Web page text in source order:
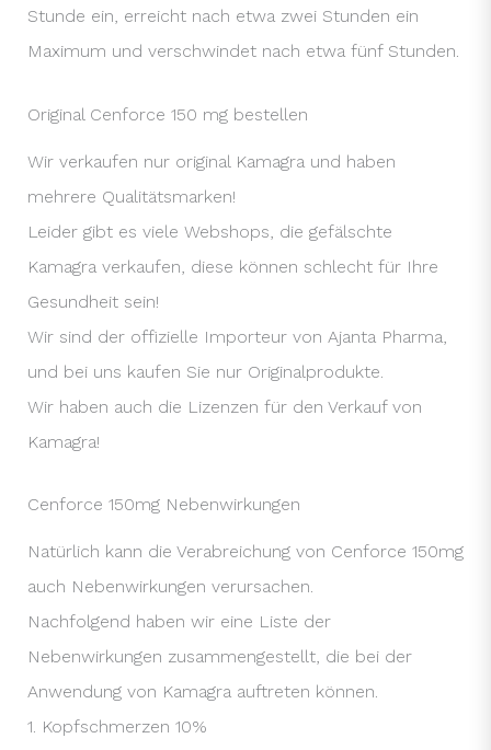
Stunde ein, erreicht nach etwa zwei Stunden ein
Maximum und verschwindet nach etwa fünf Stunden.
Original Cenforce 150 mg bestellen
Wir verkaufen nur original Kamagra und haben
mehrere Qualitätsmarken!
Leider gibt es viele Webshops, die gefälschte
Kamagra verkaufen, diese können schlecht für Ihre
Gesundheit sein!
Wir sind der offizielle Importeur von Ajanta Pharma,
und bei uns kaufen Sie nur Originalprodukte.
Wir haben auch die Lizenzen für den Verkauf von
Kamagra!
Cenforce 150mg Nebenwirkungen
Natürlich kann die Verabreichung von Cenforce 150mg
auch Nebenwirkungen verursachen.
Nachfolgend haben wir eine Liste der
Nebenwirkungen zusammengestellt, die bei der
Anwendung von Kamagra auftreten können.
1. Kopfschmerzen 10%